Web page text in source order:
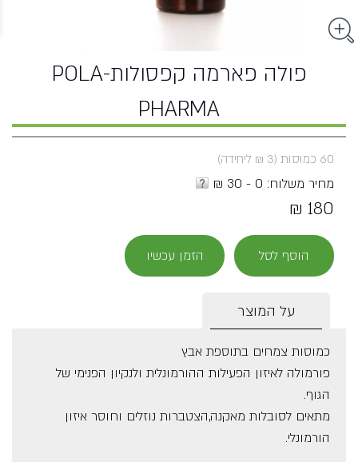
פולה פארמה קפסולות-POLA
PHARMA
60 כמוסות (3 ₪ ליחידה)
מחיר משלוח: 0 - 30 ₪
180 ₪
הוסף לסל הזמן עכשיו
על המוצר
כמוסות צמחים בתוספת אבץ
פורמולה לאיזון הפעילות ההורמונלית ולנקיון הפנימי של
הגוף.
מתאים לסובלות מאקנה,הצטברות נוזלים וחוסר איזון
הורמונלי.